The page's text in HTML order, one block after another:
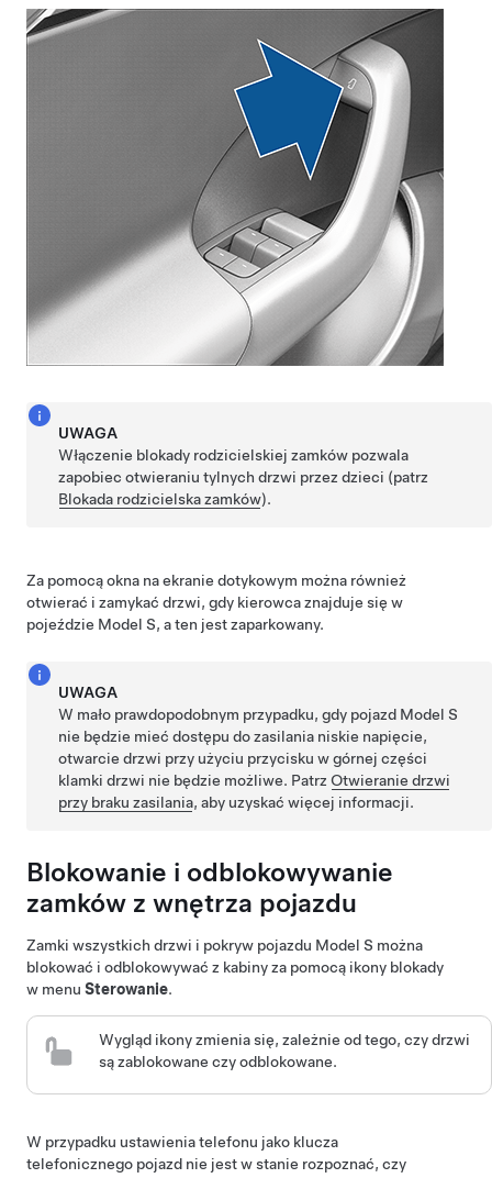
UWAGA
Włączenie blokady rodzicielskiej zamków pozwala
zapobiec otwieraniu tylnych drzwi przez dzieci (patrz
Blokada rodzicielska zamków).
Za pomocą okna na ekranie dotykowym można również
otwierać i zamykać drzwi, gdy kierowca znajduje się w
pojeździe Model S, a ten jest zaparkowany.
UWAGA
W mało prawdopodobnym przypadku, gdy pojazd Model S
nie będzie mieć dostępu do zasilania niskie napięcie,
otwarcie drzwi przy użyciu przycisku w górnej części
klamki drzwi nie będzie możliwe. PatrzOtwieranie drzwi
przy braku zasilania, aby uzyskać więcej informacji.
Blokowanie i odblokowywanie
zamków z wnętrza pojazdu
Zamki wszystkich drzwi i pokryw pojazdu Model S można
blokować i odblokowywać z kabiny za pomocą ikony blokady
w menu Sterowanie.
Wygląd ikony zmienia się, zależnie od tego, czy drzwi
są zablokowane czy odblokowane.
W przypadku ustawienia telefonu jako klucza
telefonicznego pojazd nie jest w stanie rozpoznać, czy